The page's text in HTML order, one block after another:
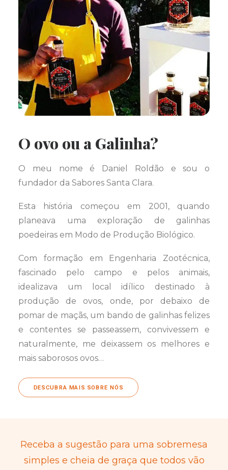
O ovo ou a Galinha?
O meu nome é Daniel Roldão e sou o
fundador da Sabores Santa Clara.
Esta história começou em 2001, quando
planeava uma exploração de galinhas
poedeiras em Modo de Produção Biológico.
Com formação em Engenharia Zootécnica,
fascinado pelo campo e pelos animais,
idealizava um local idílico destinado à
produção de ovos, onde, por debaixo de
pomar de maçãs, um bando de galinhas felizes
e contentes se passeassem, convivessem e
naturalmente, me deixassem os melhores e
mais saborosos ovos…
DESCUBRA MAIS SOBRE NÓS
Receba a sugestão para uma sobremesa
simples e cheia de graça que todos vão